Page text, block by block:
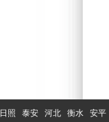
日照 泰安 河北 衡水 安平